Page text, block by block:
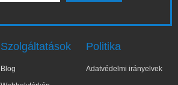
Szolgáltatások
Blog
Politika
Adatvédelmi irányelvek